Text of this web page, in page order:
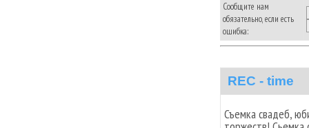
Сообщите нам
обязательно, если есть
ошибка:
REC - time
Съемка свадеб,